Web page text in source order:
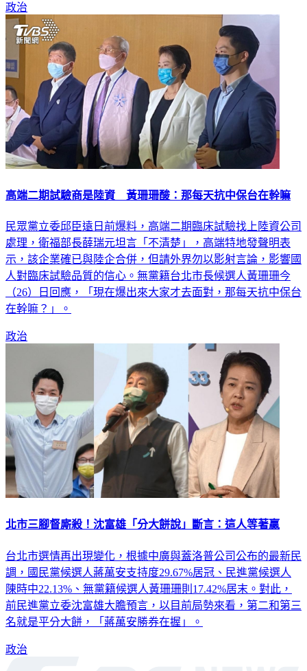
政治
高端二期試驗商是陸資 黃珊珊酸：那每天抗中保台在幹嘛
民眾黨立委邱臣遠日前爆料，高端二期臨床試驗找上陸資公司
處理，衛福部長薛瑞元坦言「不清楚」，高端特地發聲明表
示，該企業確已與陸企合併，但請外界勿以影射言論，影響國
人對臨床試驗品質的信心。無黨籍台北市長候選人黃珊珊今
（26）日回應，「現在爆出來大家才去面對，那每天抗中保台
在幹嘛？」。
政治
北市三腳督廝殺！沈富雄「分大餅說」斷言：這人等著贏
台北市選情再出現變化，根據中廣與蓋洛普公司公布的最新民
調，國民黨候選人蔣萬安支持度29.67%居冠、民進黨候選人
陳時中22.13%、無黨籍候選人黃珊珊則17.42%居末。對此，
前民進黨立委沈富雄大膽預言，以目前局勢來看，第二和第三
名就是平分大餅，「蔣萬安勝券在握」。
政治